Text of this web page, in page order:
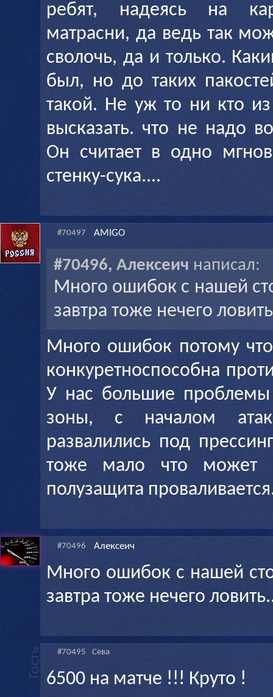
ребят, надеясь на
матрасни, да ведь так
сволочь, да и только.
был, но до таких
такой. Не уж то ни кто
высказать. что не надо
Он считает в одно
стенку-сука....
#70497 AMIGO
#70496, Алексеич написал:
Много ошибок с нашей
завтра тоже нечего
Много ошибок потому
конкуретноспособна
У нас большие
зоны, с началом
развалились под
тоже мало что может
полузащита
#70496 Алексеич
Много ошибок с нашей
завтра тоже нечего
#70495 Сева
6500 на матче !!! Круто !